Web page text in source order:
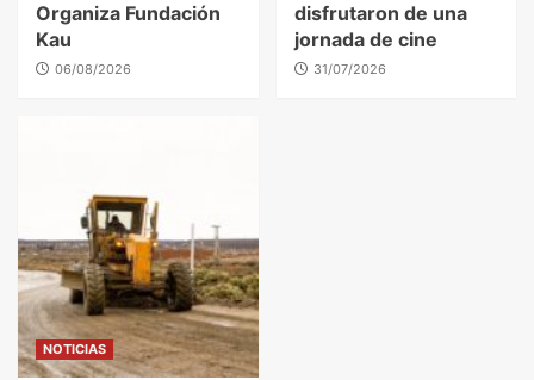
Organiza Fundación
Kau
06/08/2026
disfrutaron de una
jornada de cine
31/07/2026
NOTICIAS